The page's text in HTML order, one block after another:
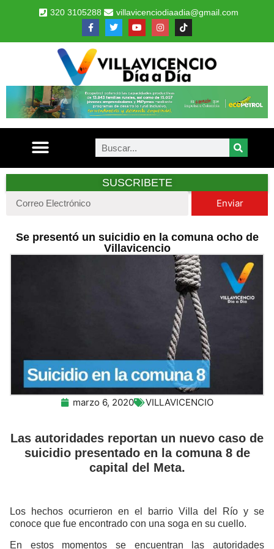
320 3105288 villavicenciodiaadia@gmail.com
SUSCRIBETE
Enviar
Se presentó un suicidio en la comuna ocho de
Villavicencio
marzo 6, 2020 VILLAVICENCIO
Las autoridades reportan un nuevo caso de
suicidio presentado en la comuna 8 de
capital del Meta.
Los hechos ocurrieron en el barrio Villa del Río y se
conoce que fue encontrado con una soga en su cuello.
En estos momentos se encuentran las autoridades